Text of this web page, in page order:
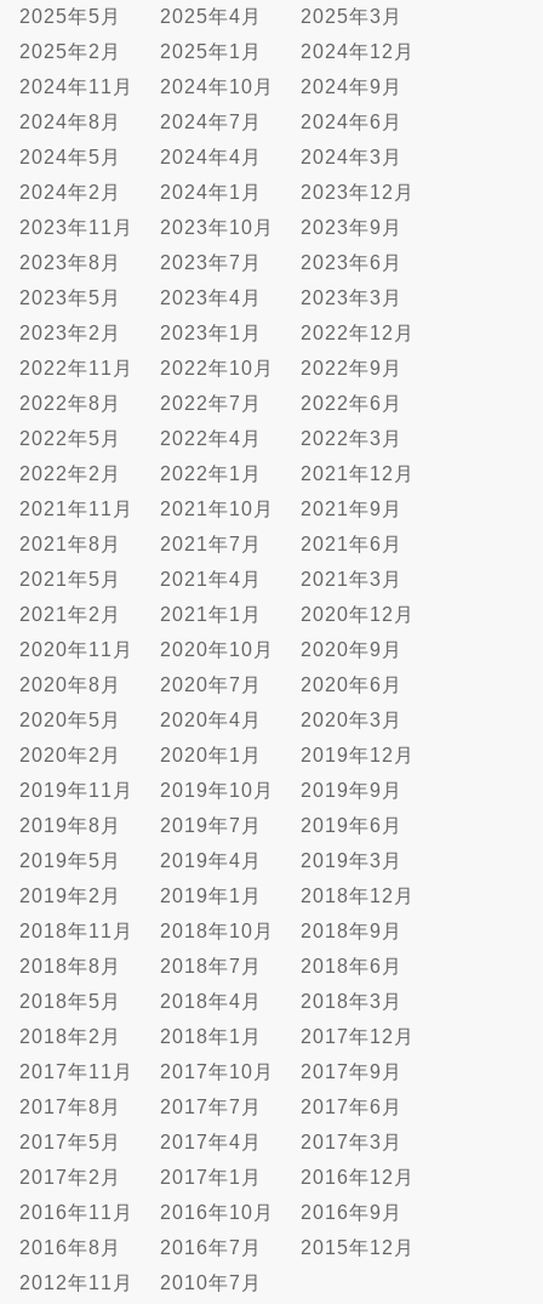
2025年5月
2025年4月
2025年3月
2025年2月
2025年1月
2024年12月
2024年11月
2024年10月
2024年9月
2024年8月
2024年7月
2024年6月
2024年5月
2024年4月
2024年3月
2024年2月
2024年1月
2023年12月
2023年11月
2023年10月
2023年9月
2023年8月
2023年7月
2023年6月
2023年5月
2023年4月
2023年3月
2023年2月
2023年1月
2022年12月
2022年11月
2022年10月
2022年9月
2022年8月
2022年7月
2022年6月
2022年5月
2022年4月
2022年3月
2022年2月
2022年1月
2021年12月
2021年11月
2021年10月
2021年9月
2021年8月
2021年7月
2021年6月
2021年5月
2021年4月
2021年3月
2021年2月
2021年1月
2020年12月
2020年11月
2020年10月
2020年9月
2020年8月
2020年7月
2020年6月
2020年5月
2020年4月
2020年3月
2020年2月
2020年1月
2019年12月
2019年11月
2019年10月
2019年9月
2019年8月
2019年7月
2019年6月
2019年5月
2019年4月
2019年3月
2019年2月
2019年1月
2018年12月
2018年11月
2018年10月
2018年9月
2018年8月
2018年7月
2018年6月
2018年5月
2018年4月
2018年3月
2018年2月
2018年1月
2017年12月
2017年11月
2017年10月
2017年9月
2017年8月
2017年7月
2017年6月
2017年5月
2017年4月
2017年3月
2017年2月
2017年1月
2016年12月
2016年11月
2016年10月
2016年9月
2016年8月
2016年7月
2015年12月
2012年11月
2010年7月